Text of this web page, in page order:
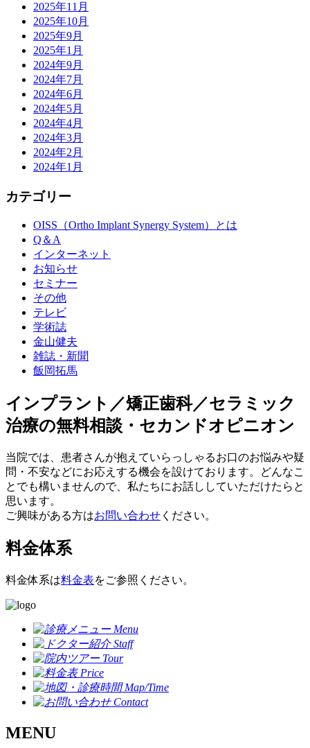
2025年11月
2025年10月
2025年9月
2025年1月
2024年9月
2024年7月
2024年6月
2024年5月
2024年4月
2024年3月
2024年2月
2024年1月
カテゴリー
OISS（Ortho Implant Synergy System）とは
Q＆A
インターネット
お知らせ
セミナー
その他
テレビ
学術誌
金山健夫
雑誌・新聞
飯岡拓馬
インプラント／矯正歯科／セラミック
治療の無料相談・セカンドオピニオン
当院では、患者さんが抱えていらっしゃるお口のお悩みや疑
問・不安などにお応えする機会を設けております。どんなこ
とでも構いませんので、私たちにお話ししていただけたらと
思います。
ご興味がある方はお問い合わせ ください。
料金体系
料金体系は料金表をご参照ください。
MENU